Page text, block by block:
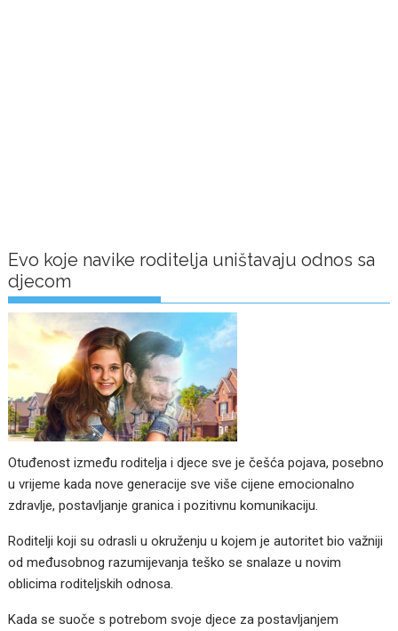
Evo koje navike roditelja uništavaju odnos sa
djecom
Otuđenost između roditelja i djece sve je češća pojava, posebno
u vrijeme kada nove generacije sve više cijene emocionalno
zdravlje, postavljanje granica i pozitivnu komunikaciju.
Roditelji koji su odrasli u okruženju u kojem je autoritet bio važniji
od međusobnog razumijevanja teško se snalaze u novim
oblicima roditeljskih odnosa.
Kada se suoče s potrebom svoje djece za postavljanjem